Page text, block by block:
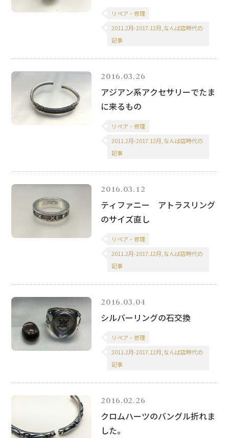
リペア・修理
2011.2月-2017.12月,なんば店時代の
記事
2016.03.26
アジアン系アクセサリーでたま
に来るもの
リペア・修理
2011.2月-2017.12月,なんば店時代の
記事
2016.03.12
ティファニー アトラスリング
のサイズ直し
リペア・修理
2011.2月-2017.12月,なんば店時代の
記事
2016.03.04
シルバーリングの石交換
リペア・修理
2011.2月-2017.12月,なんば店時代の
記事
2016.02.26
クロムハーツのバングル折れま
した。